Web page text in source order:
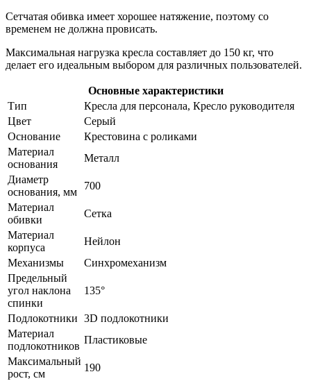
Сетчатая обивка имеет хорошее натяжение, поэтому со
временем не должна провисать.
Максимальная нагрузка кресла составляет до 150 кг, что
делает его идеальным выбором для различных пользователей.
Основные характеристики
Тип
Кресла для персонала, Кресло руководителя
Цвет
Серый
Основание
Крестовина с роликами
Материал
основания
Металл
Диаметр
основания, мм
700
Материал
обивки
Сетка
Материал
корпуса
Нейлон
Механизмы
Синхромеханизм
Предельный
угол наклона
спинки
135°
Подлокотники 3D подлокотники
Материал
подлокотников
Пластиковые
Максимальный
рост, см
190